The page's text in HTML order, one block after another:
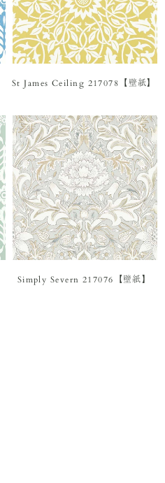
St James Ceiling 217078【壁紙】
Simply Severn 217076【壁紙】